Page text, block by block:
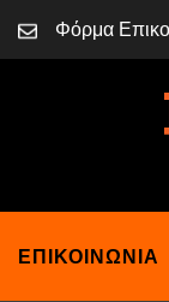
Φόρμα
ΕΠΙΚΟΙΝΩΝΙΑ